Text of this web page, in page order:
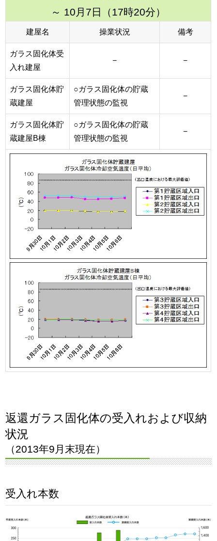
～ 10月7日（17時20分）
建屋名 操業状況 備考
ガラス固化体受
入れ建屋
− −
ガラス固化体貯
蔵建屋
○ガラス固化体の貯蔵
管理状態の監視
−
ガラス固化体貯
蔵建屋B棟
○ガラス固化体の貯蔵
管理状態の監視
−
返還ガラス固化体の受入れおよび収納
状況
（2013年9月末現在）
受入れ本数